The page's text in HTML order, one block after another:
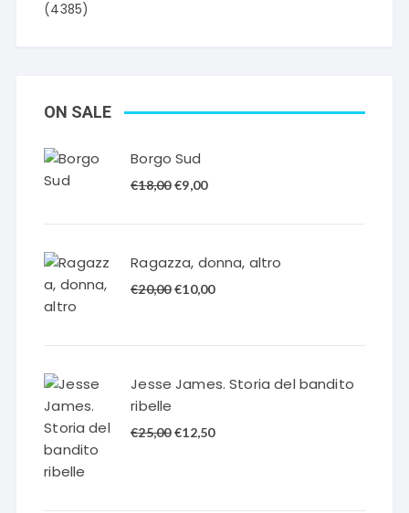
(4385)
ON SALE
Borgo Sud
€18,00 Il
€18,00.
€9,00Il
€9,00.
Ragazza, donna, altro
€20,00 Il
€20,00.
€10,00Il
€10,00.
Jesse James. Storia del bandito
ribelle
€25,00 Il
€12,50Il